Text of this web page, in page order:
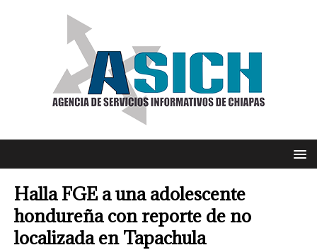
Halla FGE a una adolescente
hondureña con reporte de no
localizada en Tapachula